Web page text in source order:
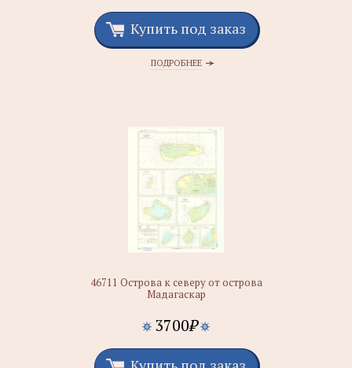
Купить под заказ
ПОДРОБНЕЕ
46711 Острова к северу от острова
Мадагаскар
3700₽